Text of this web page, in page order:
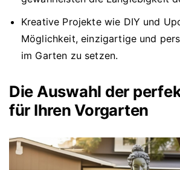
Kreative Projekte wie DIY und
Möglichkeit, einzigartige und
im Garten zu setzen.
Die Auswahl der
für Ihren Vorgarten